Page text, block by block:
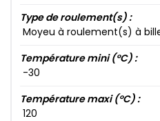
Type de roulement(s) :
Moyeu à roulement(s) à
Température mini (°C) :
-30​
Température maxi (°C) :
120​